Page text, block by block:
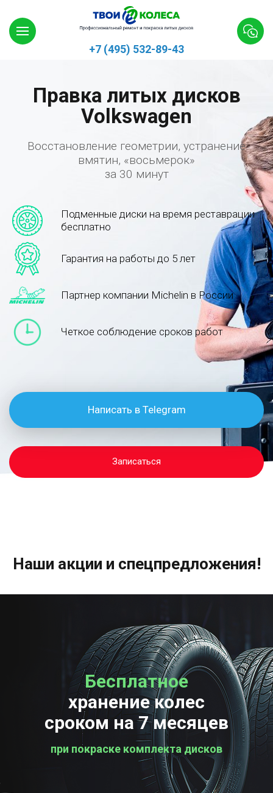
+7 (495) 532-89-43
Правка литых дисков
Volkswagen
Восстановление геометрии, устранение
вмятин, «восьмерок»
за 30 минут
Подменные диски на время реставрации
бесплатно
Гарантия на работы до 5 лет
Партнер компании Michelin в России
Четкое соблюдение сроков работ
Написать в Telegram
Записаться
Наши акции и спецпредложения!
Бесплатное
хранение колес
сроком на 7 месяцев
при покраске комплекта дисков
Бесплатная
проверка колес